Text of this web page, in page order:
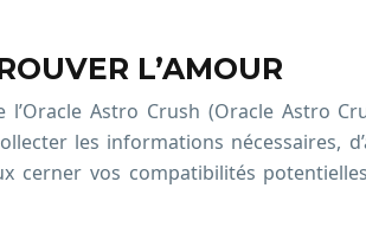
L’AMOUR
Astro Crush (Oracle Astro
les informations nécessaires,
cerner vos compatibilités